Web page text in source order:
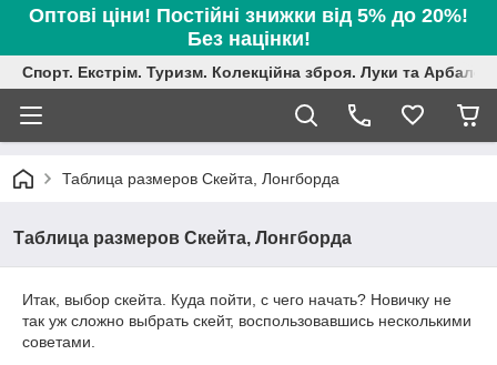
Оптові ціни! Постійні знижки від 5% до 20%!
Без націнки!
Спорт. Екстрім. Туризм. Колекційна зброя. Луки та
Таблица размеров Скейта, Лонгборда
Таблица размеров Скейта, Лонгборда
Итак, выбор скейта. Куда пойти, с чего начать? Новичку не
так уж сложно выбрать скейт, воспользовавшись несколькими
советами.